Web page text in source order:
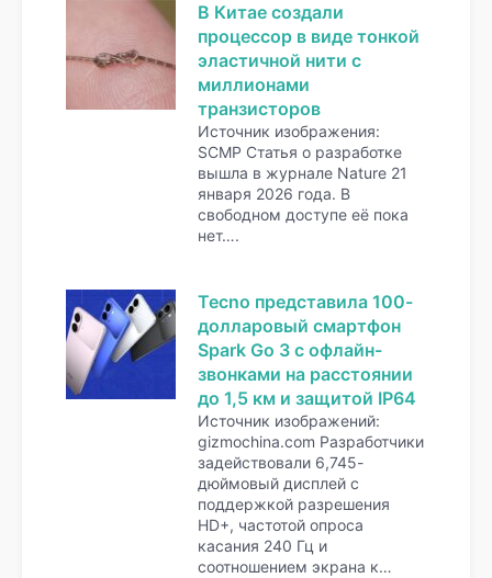
В Китае создали
процессор в виде тонкой
эластичной нити с
миллионами
транзисторов
Источник изображения:
SCMP Статья о разработке
вышла в журнале Nature 21
января 2026 года. В
свободном доступе её пока
нет….
Tecno представила 100-
долларовый смартфон
Spark Go 3 с офлайн-
звонками на расстоянии
до 1,5 км и защитой IP64
Источник изображений:
gizmochina.com Разработчики
задействовали 6,745-
дюймовый дисплей с
поддержкой разрешения
HD+, частотой опроса
касания 240 Гц и
соотношением экрана к…